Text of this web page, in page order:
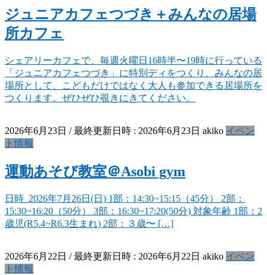
ジュニアカフェつづき＋みんなの居場
所カフェ
シェアリーカフェで、毎週火曜日16時半〜19時に行っている
「ジュニアカフェつづき」に特別ディをつくり、みんなの居
場所として、こどもだけではなく大人も参加できる居場所を
つくります。ぜひぜひ覗きにきてください。
2026年6月23日 / 最終更新日時 : 2026年6月23日 akiko イベン
ト情報
運動あそび教室＠Asobi gym
日時 2026年7月26日(日) 1部：14:30~15:15（45分） 2部：
15:30~16:20（50分） 3部：16:30~17:20(50分) 対象年齢 1部：2
歳児(R5.4~R6.3生まれ) 2部：３歳〜 […]
2026年6月22日 / 最終更新日時 : 2026年6月22日 akiko イベン
ト情報